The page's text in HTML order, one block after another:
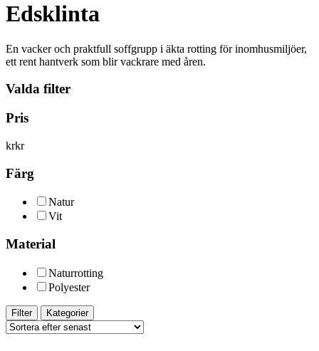
Edsklinta
En vacker och praktfull soffgrupp i äkta rotting för inomhusmiljöer,
ett rent hantverk som blir vackrare med åren.
Valda filter
Pris
krkr
Färg
Natur
Vit
Material
Naturrotting
Polyester
Filter Kategorier